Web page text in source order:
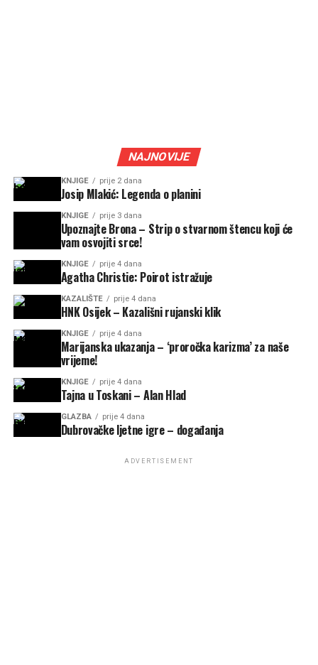
NAJNOVIJE
KNJIGE prije 2 dana
Josip Mlakić: Legenda o planini
KNJIGE prije 3 dana
Upoznajte Brona – Strip o stvarnom štencu koji će
vam osvojiti srce!
KNJIGE prije 4 dana
Agatha Christie: Poirot istražuje
KAZALIŠTE prije 4 dana
HNK Osijek – Kazališni rujanski klik
KNJIGE prije 4 dana
Marijanska ukazanja – ‘proročka karizma’ za naše
vrijeme!
KNJIGE prije 4 dana
Tajna u Toskani – Alan Hlad
GLAZBA prije 4 dana
Dubrovačke ljetne igre – događanja
ADVERTISEMENT